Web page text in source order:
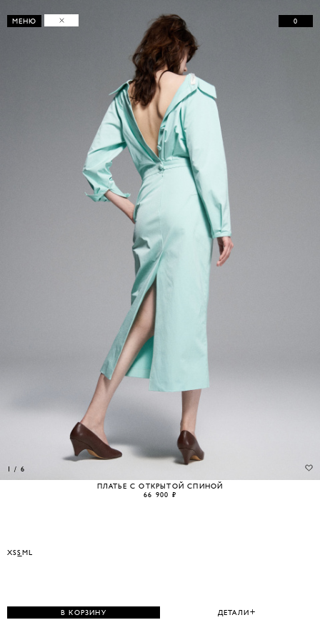
МЕНЮ 0
1 / 6
ПЛАТЬЕ С ОТКРЫТОЙ СПИНОЙ
66 900 ₽
XSSML
ДЕТАЛИ
В КОРЗИНУ